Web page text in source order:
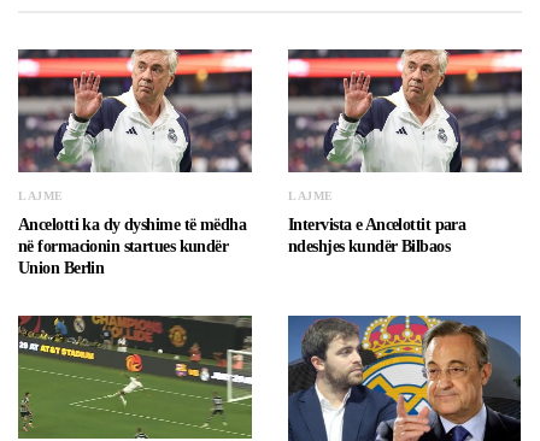
LAJME
Ancelotti ka dy dyshime të mëdha
në formacionin startues kundër
Union Berlin
LAJME
Intervista e Ancelottit para
ndeshjes kundër Bilbaos